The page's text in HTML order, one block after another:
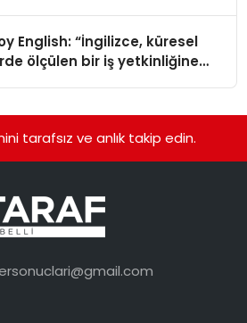
English: “İngilizce, küresel
ölçülen bir iş yetkinliğine
tarafsız ve anlık takip edin.